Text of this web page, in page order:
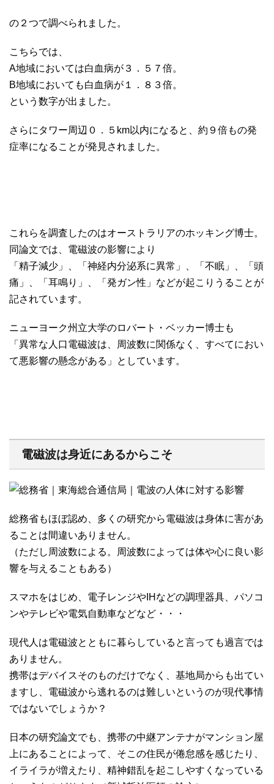
の２つで調べられました。
こちらでは、
A地域においては白血病が３．５７倍。
B地域においても白血病が１．８３倍。
という数字が出ました。
さらにタワー周辺０．５km以内になると、約９倍もの発
症率になることが発見されました。
これらを調査したのはオーストラリアのホッキング博士。
同論文では、電磁波の影響により
「精子減少」、「神経内分泌系に異常」、「不眠」、「頭
痛」、「耳鳴り」、「発ガン性」などが起こりうることが
記されています。
ニューヨーク州立大学のロバート・ベッカー博士も
「異常な人口電磁波は、周波数に関係なく、すべてにおい
て悪影響の懸念がある」としています。
電磁波は身近にあるからこそ
総務省もほぼ認め、多くの研究から電磁波は身体に害があ
ることは間違いありません。
（ただし周波数による。周波数によっては体や心に良い影
響を与えることもある）
スマホをはじめ、電子レンジやIHなどの調理器具、パソコ
ンやテレビや電気自動車などなど・・・
現代人は電磁波とともに暮らしていると言っても過言では
ありません。
携帯はデバイスそのものだけでなく、基地局からも出てい
ますし、電磁波から逃れるのは難しいというのが現代事情
ではないでしょうか？
日本の研究論文でも、携帯の中継アンテナがマンション屋
上にあることによって、そこの住民が倦怠感を感じたり、
イライラが増えたり、精神錯乱を起こしやすくなっている